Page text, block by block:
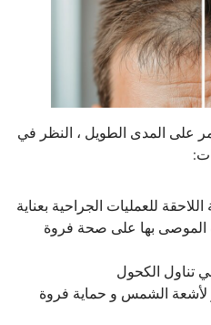
على المدى الطويل ، النظر في
للعمليات الجراحية بعناية
الموصى بها على صحة فروة
تناول الكحول
لأشعة الشمس و حماية فروة